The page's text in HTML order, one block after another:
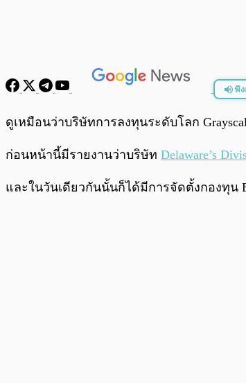
ฟั
พร้อมเล่น
ดูเหมือนว่าบริษัทการลงทุนระดับโลก
ก่อนหน้านี้มีรายงานว่าบริษัท Delaware’s
และในวันเดียวกันนั้นก็ได้มีการจัดตั้งกองทุน